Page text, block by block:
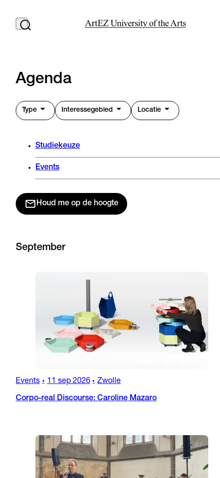
Agenda
Type Interessegebied Locatie
Studiekeuze
Events
Houd me op de hoogte
September
Events • 11 sep 2026 • Zwolle
Corpo-real Discourse: Caroline Mazaro